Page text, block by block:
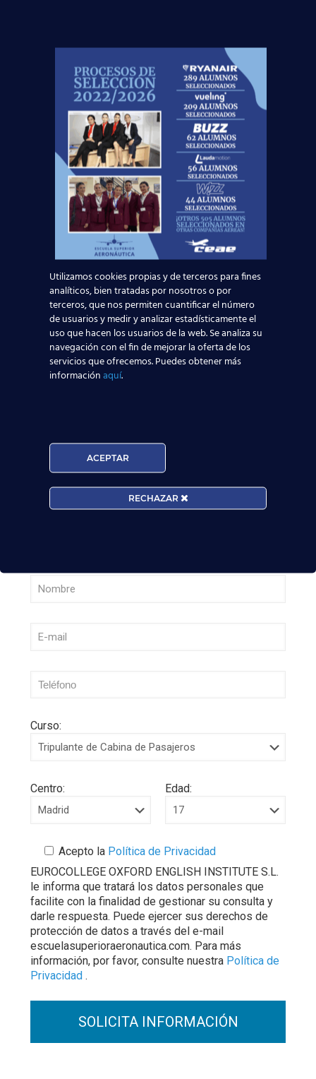
Escuela Superior Aeronáuticaestaremos
encantados de atenderte y mostrarte el camino para
la obtención de tu título deAuxiliar de Vuelo
a través
de nuestro
Curso de Tripulante de Cabina de
Pasajeros. ¡Te esperamos!
Noticias Relacionadas
Madrid-Barajas supera los 6 millones de
pasajeros junio: qué significa para quienes
quieren ser TCP
Leer más
Nuevas rutas en España y por qué la aviación
te busca en 2026
millones de pasajeros en mayo: ¿qué significa
para el empleo de TCP?
Leer más
Curso:
Centro: Edad:
Acepto la Política de Privacidad
EUROCOLLEGE OXFORD ENGLISH INSTITUTE S.L.
le informa que tratará los datos personales que
facilite con la finalidad de gestionar su consulta y
darle respuesta. Puede ejercer sus derechos de
protección de datos a través del e-mail
escuelasuperioraeronautica.com. Para más
información, por favor, consulte nuestra Política de
Privacidad .
Utilizamos cookies propias y de terceros para fines
analíticos, bien tratadas por nosotros o por
terceros, que nos permiten cuantificar el número
de usuarios y medir y analizar estadísticamente el
uso que hacen los usuarios de la web. Se analiza su
navegación con el fin de mejorar la oferta de los
servicios que ofrecemos. Puedes obtener más
informaciónaquí.
ACEPTAR
RECHAZAR